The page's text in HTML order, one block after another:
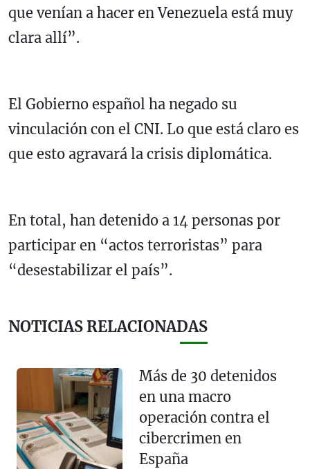
que venían a hacer en Venezuela está muy
clara allí”.
El Gobierno español ha negado su
vinculación con el CNI. Lo que está claro es
que esto agravará la crisis diplomática.
En total, han detenido a 14 personas por
participar en “actos terroristas” para
“desestabilizar el país”.
NOTICIAS RELACIONADAS
Más de 30 detenidos
en una macro
operación contra el
cibercrimen en
España